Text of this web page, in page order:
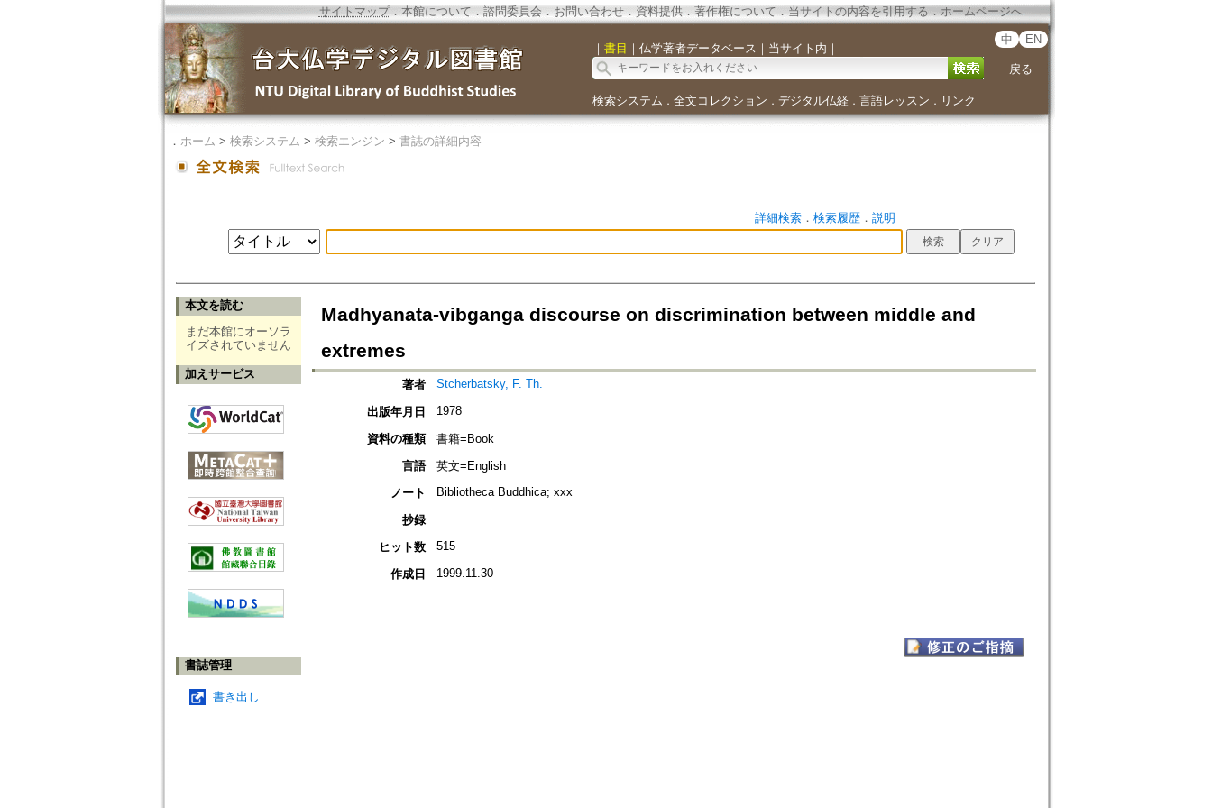
サイトマップ．本館について ． 諮問委員会． お問い合わせ． 資料提供． 著作権について．当サイトの内容を引用する ． ホームページへ
｜ 書目 ｜ 仏学著者データベース ｜ 当サイト内 ｜
中 EN
戻る
検索システム ． 全文コレクション ． デジタル仏経． 言語レッスン ． リンク
． ホーム > 検索システム > 検索エンジン > 書誌の詳細内容
詳細検索． 検索履歴． 説明
本文を読む
まだ本館にオーソラ
イズされていません
加えサービス
書誌管理
書き出し
Madhyanata-vibganga discourse on discrimination between middle and
extremes
著者 Stcherbatsky, F. Th.
出版年月日 1978
資料の種類
書籍=Book
言語
英文=English
ノート
Bibliotheca Buddhica; xxx
抄録
ヒット数
515
作成日 1999.11.30